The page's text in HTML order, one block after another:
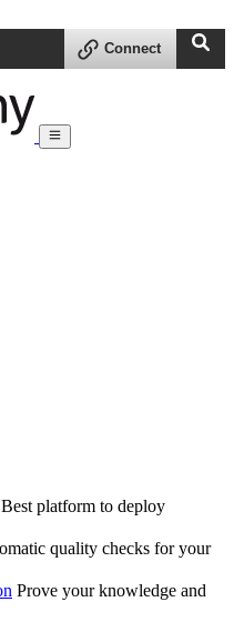
Connect
Best platform to deploy
quality checks for your
Prove your knowledge and